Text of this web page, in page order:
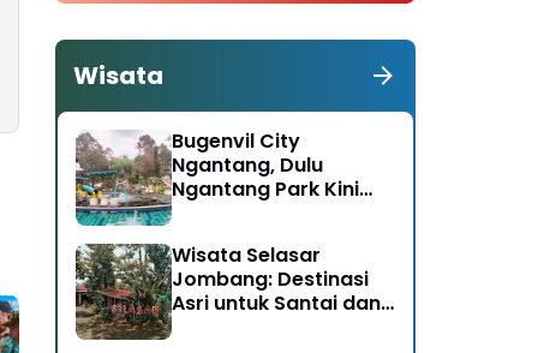
Wisata
Bugenvil City
Ngantang, Dulu
Ngantang Park Kini
Wisata Selasar
Jombang: Destinasi
Asri untuk Santai dan